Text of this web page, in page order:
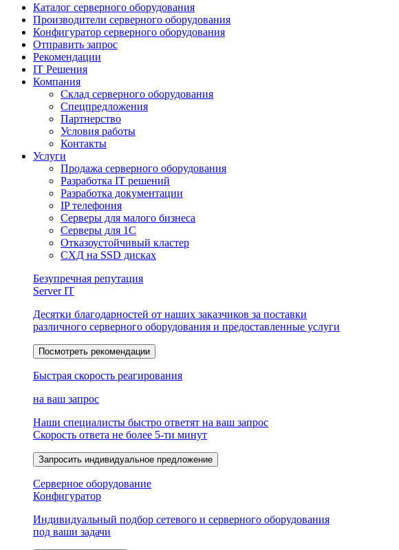
Каталог серверного оборудования
Производители серверного оборудования
Конфигуратор серверного оборудования
Отправить запрос
Рекомендации
IT Решения
Компания
Склад серверного оборудования
Спецпредложения
Партнерство
Условия работы
Контакты
Услуги
Продажа серверного оборудования
Разработка IT решений
Разработка документации
IP телефония
Серверы для малого бизнеса
Серверы для 1С
Отказоустойчивый кластер
СХД на SSD дисках
Безупречная репутация
Server IT
Десятки благодарностей от наших заказчиков за поставки
различного серверного оборудования и предоставленные услуги
Посмотреть рекомендации
Быстрая скорость реагирования
на ваш запрос
Наши специалисты быстро ответят на ваш запрос
Скорость ответа не более 5-ти минут
Запросить индивидуальное предложение
Серверное оборудование
Конфигуратор
Индивидуальный подбор сетевого и серверного оборудования
под ваши задачи